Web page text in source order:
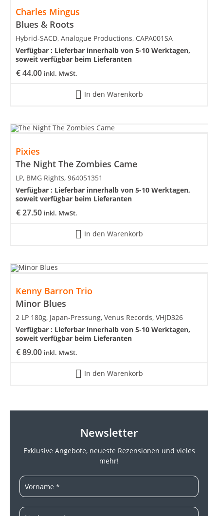
Charles Mingus
Blues & Roots
€44.00 inkl. MwSt.
Hybrid-SACD, Analogue Productions, CAPA001SA
Verfügbar : Lieferbar innerhalb von 5-10 Werktagen,
soweit verfügbar beim Lieferanten
In den Warenkorb
Pixies
The Night The Zombies Came
€27.50 inkl. MwSt.
LP, BMG Rights, 964051351
Verfügbar : Lieferbar innerhalb von 5-10 Werktagen,
soweit verfügbar beim Lieferanten
In den Warenkorb
Kenny Barron Trio
Minor Blues
€89.00 inkl. MwSt.
2 LP 180g, Japan-Pressung, Venus Records, VHJD326
Verfügbar : Lieferbar innerhalb von 5-10 Werktagen,
soweit verfügbar beim Lieferanten
In den Warenkorb
Newsletter
Exklusive Angebote, neueste Rezensionen und vieles
mehr!